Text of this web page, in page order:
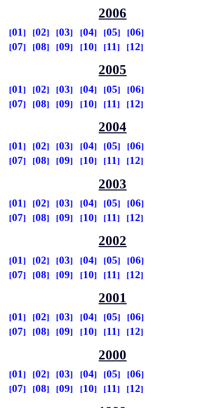
2006
01 02 03 04 05
06
07
08 09 10 11 12
2005
01 02 03 04 05
06
07
08 09 10 11 12
2004
01 02 03 04 05
06
07
08 09 10 11 12
2003
01 02 03 04 05
06
07
08 09 10 11 12
2002
01 02 03 04 05
06
07
08 09 10 11 12
2001
01 02 03 04 05
06
07
08 09 10 11 12
2000
01 02 03 04 05
06
07
08 09 10 11 12